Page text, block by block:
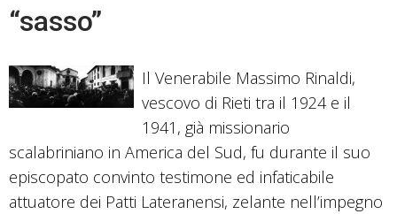
“sasso”
Il Venerabile Massimo Rinaldi,
vescovo di Rieti tra il 1924 e il
1941, già missionario
scalabriniano in America del Sud, fu durante il suo
episcopato convinto testimone ed infaticabile
attuatore dei Patti Lateranensi, zelante nell’impegno